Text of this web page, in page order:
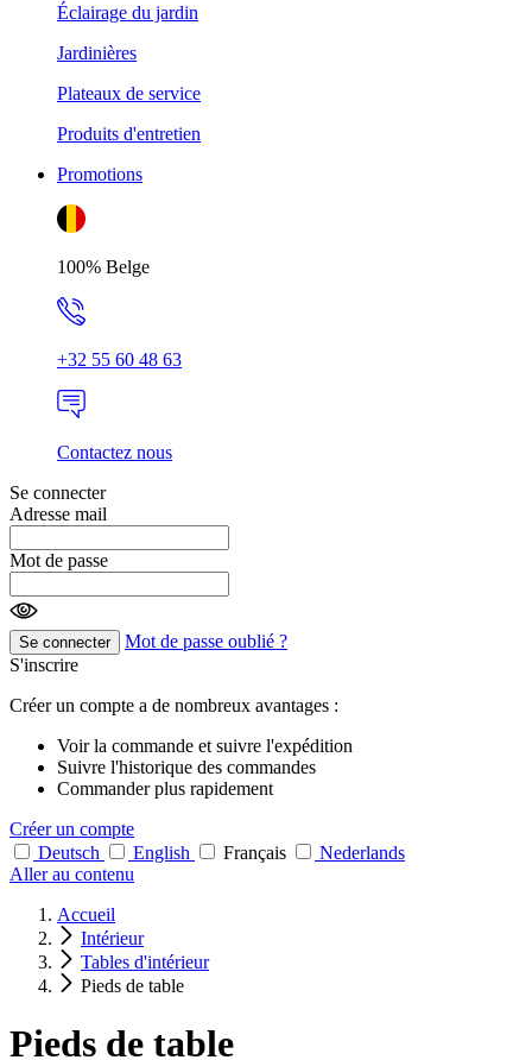
Éclairage du jardin
Jardinières
Plateaux de service
Produits d'entretien
Promotions
100% Belge
+32 55 60 48 63
Contactez nous
Se connecter
Adresse mail
Mot de passe
Se connecter
Mot de passe oublié ?
S'inscrire
Créer un compte a de nombreux avantages :
Voir la commande et suivre l'expédition
Suivre l'historique des commandes
Commander plus rapidement
Créer un compte
Deutsch
English Français
Nederlands
Aller au contenu
Accueil
Intérieur
Tables d'intérieur
Pieds de table
Pieds de table